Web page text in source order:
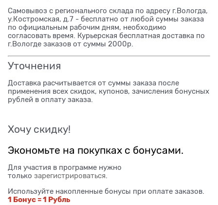
Самовывоз с регионального склада по адресу г.Вологда,
у.Костромская, д.7 - бесплатно от любой суммы заказа
по официальным рабочим дням, необходимо
согласовать время. Курьерская бесплатная доставка по
г.Вологде заказов от суммы 2000р.
Уточнения
Доставка расчитывается от суммы заказа после
применения всех скидок, купонов, зачисления бонусных
рублей в оплату заказа.
Хочу скидку!
Экономьте на покупках с бонусами.
Для участия в программе нужно
только зарегистрироваться.
Используйте накопленные бонусы при оплате заказов.
1 Бонус = 1 Рубль